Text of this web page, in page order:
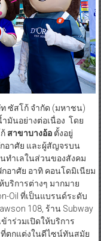
ซัสโก้ จำกัด (มหาชน)
มันอย่างต่อเนื่อง โดย
สาขาบางอ้อตั้งอยู่
อาศัย และผู้สัญจรบน
ทำเลในส่วนของสังคม
กอาศัย อาทิ คอนโดมิเนียม
ริการต่างๆ มากมาย
Oil ที่เป็นแบรนด์ระดับ
108, ร้าน Subway
าร่วมเปิดให้บริการ
ตกแต่งในดีไซน์ทันสมัย